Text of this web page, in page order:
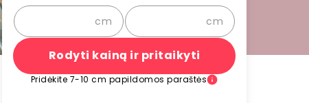
cm cm
Rodyti kainą ir pritaikyti
Pridėkite 7-10 cm papildomos paraštės